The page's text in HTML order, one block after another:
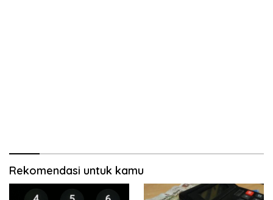
Rekomendasi untuk kamu